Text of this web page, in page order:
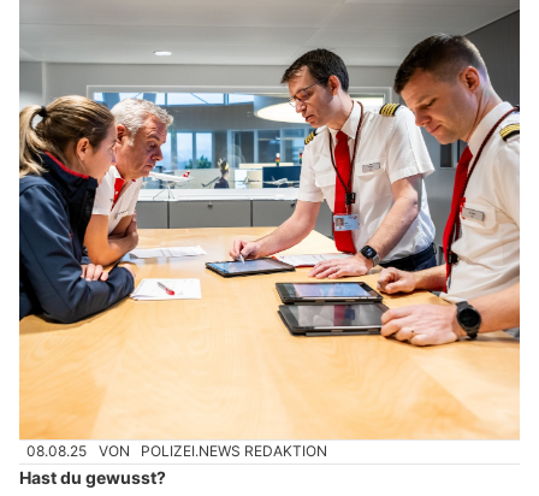
08.08.25 VON POLIZEI.NEWS REDAKTION
Hast du gewusst?